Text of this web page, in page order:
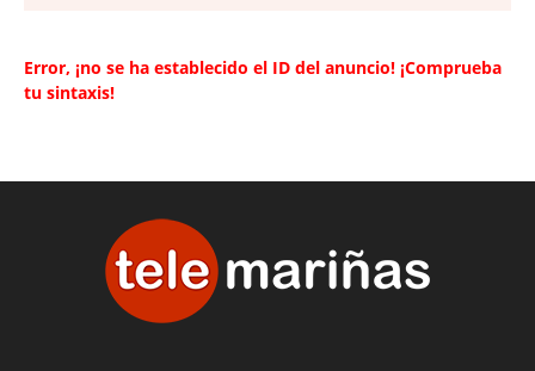
Error, ¡no se ha establecido el ID del anuncio! ¡Comprueba
tu sintaxis!